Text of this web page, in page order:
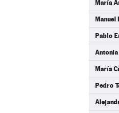
María
Manuel
Pablo
Antonia
María
Pedro